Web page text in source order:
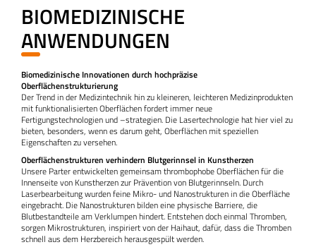
BIOMEDIZINISCHE
ANWENDUNGEN
Biomedizinische Innovationen durch hochpräzise
Oberflächenstrukturierung
Der Trend in der Medizintechnik hin zu kleineren, leichteren Medizinprodukten
mit funktionalisierten Oberflächen fordert immer neue
Fertigungstechnologien und –strategien. Die Lasertechnologie hat hier viel zu
bieten, besonders, wenn es darum geht, Oberflächen mit speziellen
Eigenschaften zu versehen.
Oberflächenstrukturen verhindern Blutgerinnsel in Kunstherzen
Unsere Parter entwickelten gemeinsam thrombophobe Oberflächen für die
Innenseite von Kunstherzen zur Prävention von Blutgerinnseln. Durch
Laserbearbeitung wurden feine Mikro- und Nanostrukturen in die Oberfläche
eingebracht. Die Nanostrukturen bilden eine physische Barriere, die
Blutbestandteile am Verklumpen hindert. Entstehen doch einmal Thromben,
sorgen Mikrostrukturen, inspiriert von der Haihaut, dafür, dass die Thromben
schnell aus dem Herzbereich herausgespült werden.